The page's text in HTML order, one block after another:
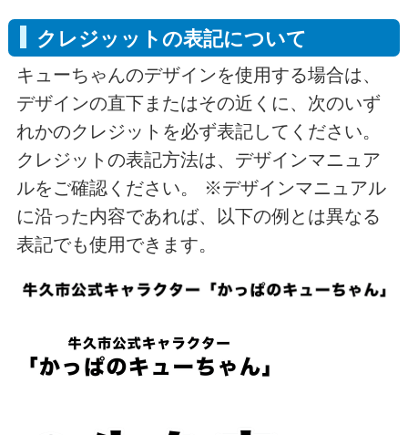
クレジッットの表記について
キューちゃんのデザインを使用する場合は、
デザインの直下またはその近くに、次のいず
れかのクレジットを必ず表記してください。
クレジットの表記方法は、デザインマニュア
ルをご確認ください。 ※デザインマニュアル
に沿った内容であれば、以下の例とは異なる
表記でも使用できます。